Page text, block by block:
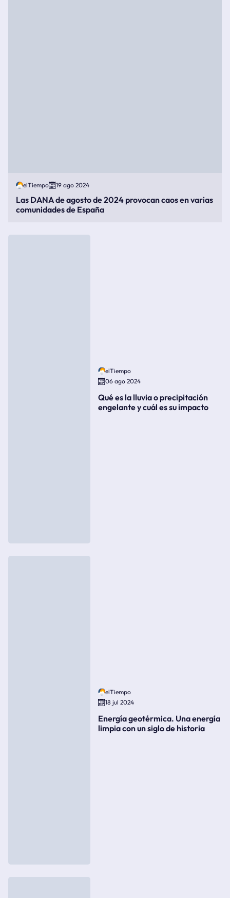
elTiempo 19 ago 2024
Las DANA de agosto de 2024 provocan caos en varias
comunidades de España
elTiempo
06 ago 2024
Qué es la lluvia o precipitación
engelante y cuál es su impacto
elTiempo
18 jul 2024
Energía geotérmica. Una energía
limpia con un siglo de historia